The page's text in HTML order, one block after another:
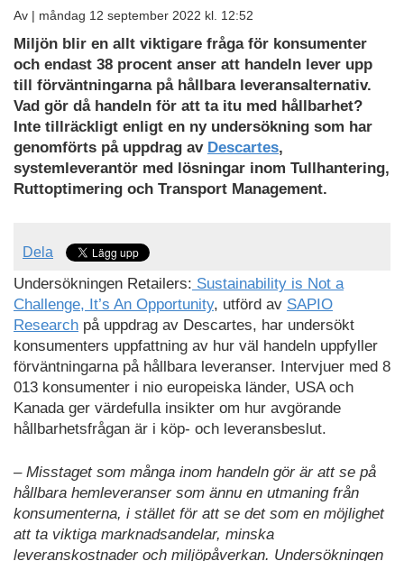
Av | måndag 12 september 2022 kl. 12:52
Miljön blir en allt viktigare fråga för konsumenter
och endast 38 procent anser att handeln lever upp
till förväntningarna på hållbara leveransalternativ.
Vad gör då handeln för att ta itu med hållbarhet?
Inte tillräckligt enligt en ny undersökning som har
genomförts på uppdrag av Descartes,
systemleverantör med lösningar inom Tullhantering,
Ruttoptimering och Transport Management.
Dela
Undersökningen Retailers: Sustainability is Not a
Challenge, It’s An Opportunity, utförd av SAPIO
Research på uppdrag av Descartes, har undersökt
konsumenters uppfattning av hur väl handeln uppfyller
förväntningarna på hållbara leveranser. Intervjuer med 8
013 konsumenter i nio europeiska länder, USA och
Kanada ger värdefulla insikter om hur avgörande
hållbarhetsfrågan är i köp- och leveransbeslut.
– Misstaget som många inom handeln gör är att se på
hållbara hemleveranser som ännu en utmaning från
konsumenterna, i stället för att se det som en möjlighet
att ta viktiga marknadsandelar, minska
leveranskostnader och miljöpåverkan. Undersökningen